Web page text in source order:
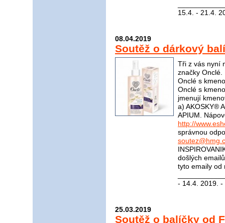
15.4. - 21.4.
08.04.2019
Soutěž o dárkový
Tři z vás nyní
značky
Onclé s
Onclé s
jmenují
a) AKOSKY®
APIUM.
http://
správnou
došlých
tyto emaily od
- 14.4. 2019. -
25.03.2019
Soutěž o balíčky od